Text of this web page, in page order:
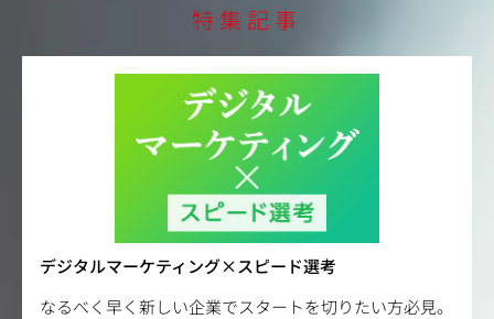
特集記事
デジタルマーケティング×スピード選考
なるべく早く新しい企業でスタートを切りたい方必見。